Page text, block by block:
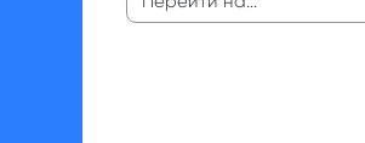
Перейти на...